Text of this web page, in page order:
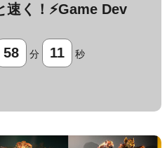
く！⚡️Game Dev
58 分 11 秒